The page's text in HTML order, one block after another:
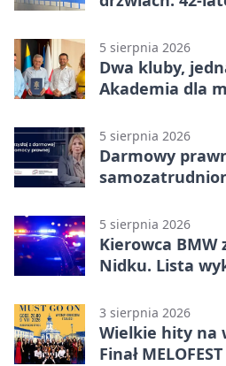
5 sierpnia 2026
Dwa kluby,
Akademia dla
5 sierpnia 2026
Darmowy
5 sierpnia 2026
Kierowca
Nidku. Lista
3 sierpnia 2026
Wielkie hity na
Finał